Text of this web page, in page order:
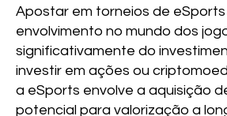
Apostar em torneios de
envolvimento no mundo dos
significativamente do
investir em ações ou
a eSports envolve a aquisição
potencial para valorização a